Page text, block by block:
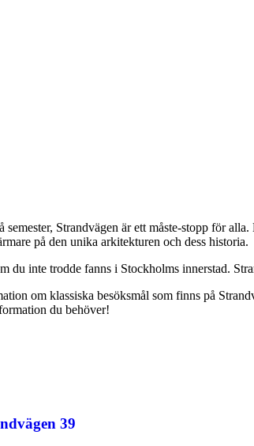
Strandvägen är ett måste-stopp för
på den unika arkitekturen och dess historia.
du inte trodde fanns i Stockholms innerstad.
om klassiska besöksmål som finns på
du behöver!
39